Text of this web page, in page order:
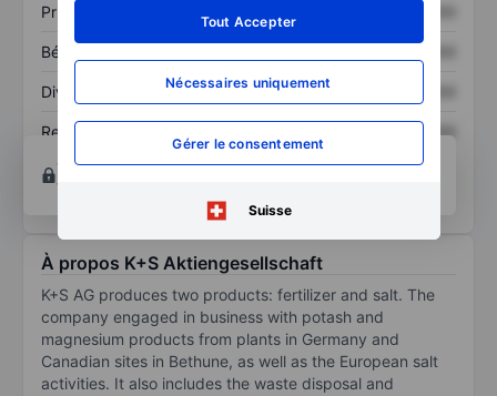
Tout Accepter
Nécessaires uniquement
Gérer le consentement
Suisse
Prix / ventes
Bénéfice par action
Dividende par action XXXXXXX
Rendement des
XXXXXXX
Ouvrir un comptepour accéder à d’autres outils
techniques et d’analyse.
À propos K+S Aktiengesellschaft
K+S AG produces two products: fertilizer and salt. The
company engaged in business with potash and
magnesium products from plants in Germany and
Canadian sites in Bethune, as well as the European salt
activities. It also includes the waste disposal and